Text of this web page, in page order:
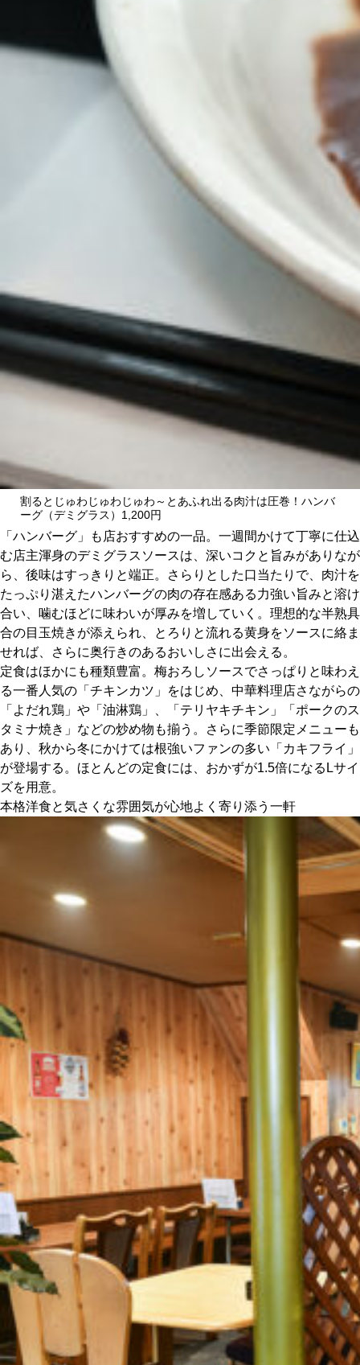
割るとじゅわじゅわじゅわ～とあふれ出る肉汁は圧巻！ハンバ
ーグ（デミグラス）1,200円
「ハンバーグ」も店おすすめの一品。一週間かけて丁寧に仕込
む店主渾身のデミグラスソースは、深いコクと旨みがありなが
ら、後味はすっきりと端正。さらりとした口当たりで、肉汁を
たっぷり湛えたハンバーグの肉の存在感ある力強い旨みと溶け
合い、噛むほどに味わいが厚みを増していく。理想的な半熟具
合の目玉焼きが添えられ、とろりと流れる黄身をソースに絡ま
せれば、さらに奥行きのあるおいしさに出会える。
定食はほかにも種類豊富。梅おろしソースでさっぱりと味わえ
る一番人気の「チキンカツ」をはじめ、中華料理店さながらの
「よだれ鶏」や「油淋鶏」、「テリヤキチキン」「ポークのス
タミナ焼き」などの炒め物も揃う。さらに季節限定メニューも
あり、秋から冬にかけては根強いファンの多い「カキフライ」
が登場する。ほとんどの定食には、おかずが1.5倍になるLサイ
ズを用意。
本格洋食と気さくな雰囲気が心地よく寄り添う一軒